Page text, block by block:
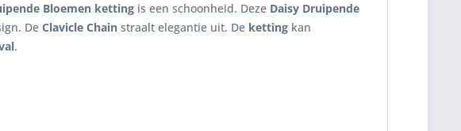
Bloemen ketting is een schoonheid. Deze Daisy Druipende
De Clavicle Chain straalt elegantie uit. De ketting kan
.